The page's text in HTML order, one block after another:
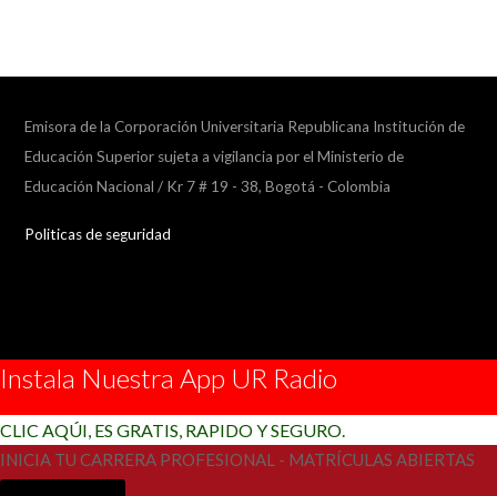
Emisora de la Corporación Universitaria Republicana Institución de
Educación Superior sujeta a vigilancia por el Ministerio de
Educación Nacional / Kr 7 # 19 - 38, Bogotá - Colombia
Politicas de seguridad
Instala Nuestra App UR Radio
CLIC AQÚI, ES GRATIS, RAPIDO Y SEGURO.
INICIA TU CARRERA PROFESIONAL - MATRÍCULAS ABIERTAS